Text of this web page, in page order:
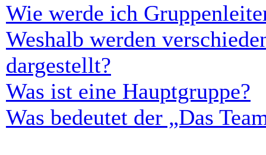
Wie werde ich
Weshalb werden
dargestellt?
Was ist eine Hauptgruppe?
Was bedeutet der „Das